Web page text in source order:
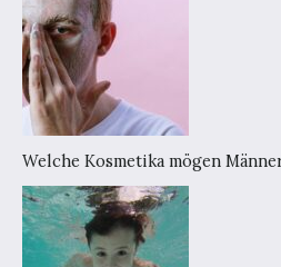
Welche Kosmetika mögen